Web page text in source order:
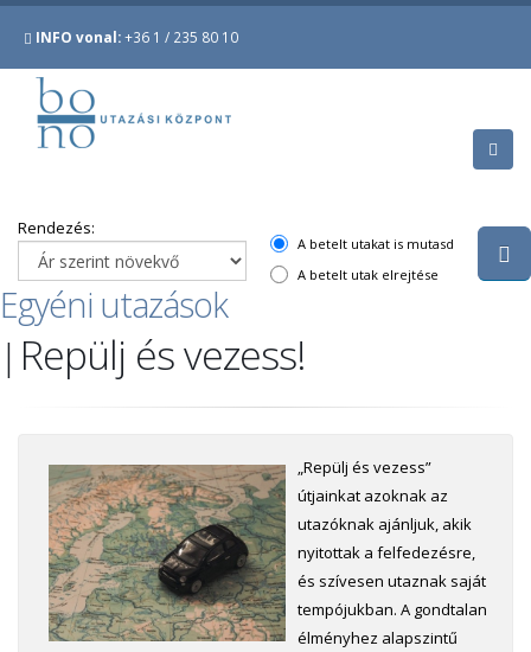
INFO vonal:+36 1 / 235 80 10
A betelt utakat is mutasd
A betelt utak elrejtése
Rendezés:
Egyéni utazások
| Repülj és vezess!
„Repülj és vezess”
útjainkat azoknak az
utazóknak ajánljuk, akik
nyitottak a felfedezésre,
és szívesen utaznak saját
tempójukban. A gondtalan
élményhez alapszintű